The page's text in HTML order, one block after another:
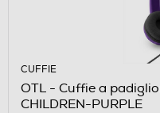
CUFFIE
OTL - Cuffie a
CHILDREN-PURPLE